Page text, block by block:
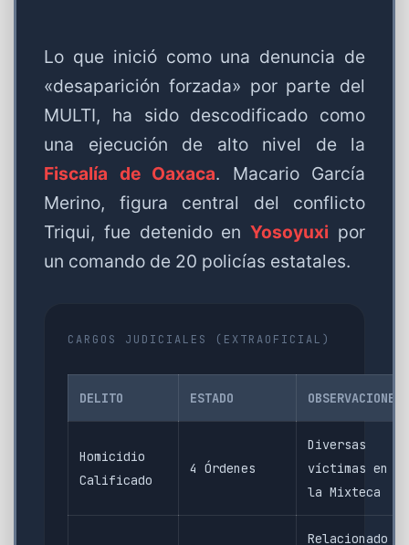
Lo que inició como una denuncia de
«desaparición forzada» por parte del
MULTI, ha sido descodificado como
una ejecución de alto nivel de la
Fiscalía de Oaxaca. Macario García
Merino, figura central del conflicto
Triqui, fue detenido enYosoyuxi por
un comando de 20 policías estatales.
CARGOS JUDICIALES (EXTRAOFICIAL)
DELITO ESTADO OBSERVACIONES
Homicidio
Calificado
4 Órdenes
Diversas
víctimas en
la Mixteca
Relacionado